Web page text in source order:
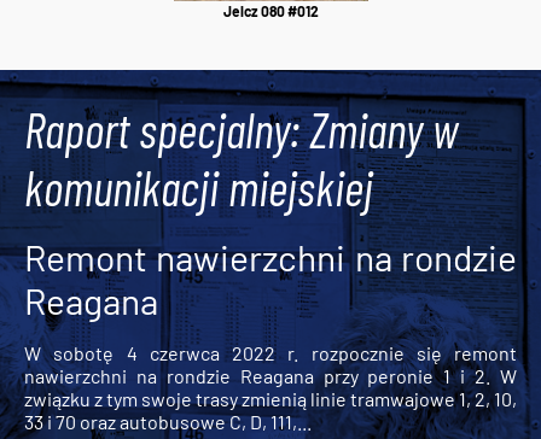
Jelcz 080 #012
Raport specjalny: Zmiany w
komunikacji miejskiej
Remont nawierzchni na rondzie
Reagana
W sobotę 4 czerwca 2022 r. rozpocznie się remont
nawierzchni na rondzie Reagana przy peronie 1 i 2. W
związku z tym swoje trasy zmienią linie tramwajowe 1, 2, 10,
33 i 70 oraz autobusowe C, D, 111,...